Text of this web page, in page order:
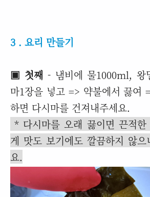
3 . 요리 만들기
▣ 첫째 - 냄비에 물1000ml, 왕
마1장을 넣고 => 약불에서 끓여
하면 다시마를 건져내주세요.
* 다시마를 오래 끓이면 끈적한
게 맛도 보기에도 깔끔하지 않으
요.